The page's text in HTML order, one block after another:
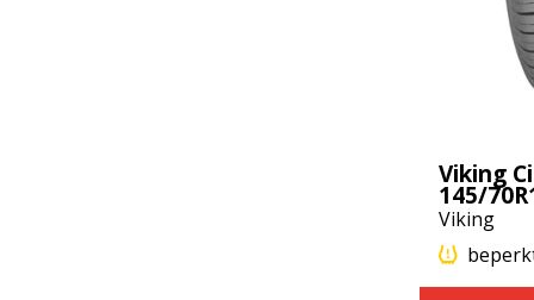
Viking
145/
Viking